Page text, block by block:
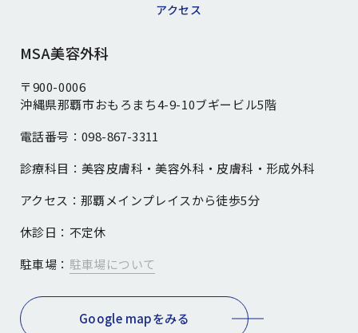
アクセス
MSA美容外科
〒900-0006
沖縄県那覇市おもろまち4-9-10ブギービル5階
電話番号： 098-867-3311
診療科目： 美容皮膚科・美容外科・皮膚科・形成外科
アクセス： 那覇メインプレイスから徒歩5分
休診日： 不定休
駐車場： 駐車場について
Google mapをみる